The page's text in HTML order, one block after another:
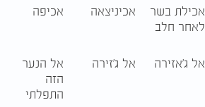
אכילת בשר
לאחר חלב
אכיניצאה אכיפה
אל ג'אזירה
אל ג'זירה
אל הנער
הזה
התפלתי